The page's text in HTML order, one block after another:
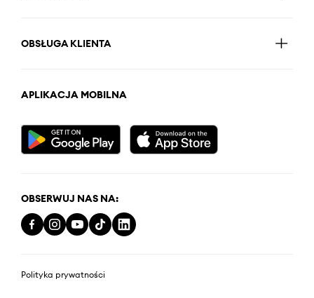
OBSŁUGA KLIENTA
APLIKACJA MOBILNA
OBSERWUJ NAS NA:
Polityka prywatności